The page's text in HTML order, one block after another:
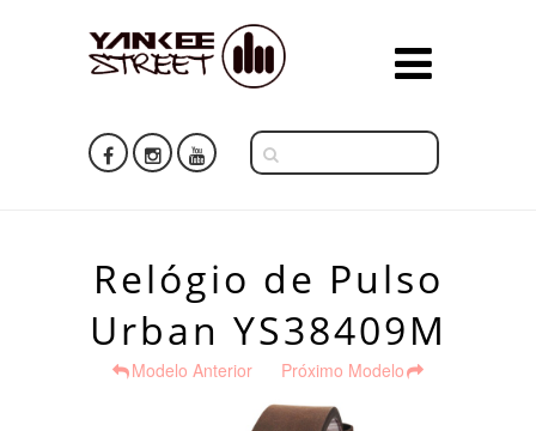
Relógio de Pulso
Urban YS38409M
Modelo Anterior Próximo Modelo